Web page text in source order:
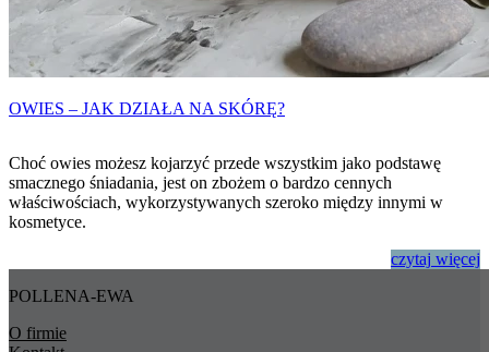
OWIES – JAK DZIAŁA NA SKÓRĘ?
Choć owies możesz kojarzyć przede wszystkim jako podstawę
smacznego śniadania, jest on zbożem o bardzo cennych
właściwościach, wykorzystywanych szeroko między innymi w
kosmetyce.
czytaj więcej
POLLENA-EWA
O firmie